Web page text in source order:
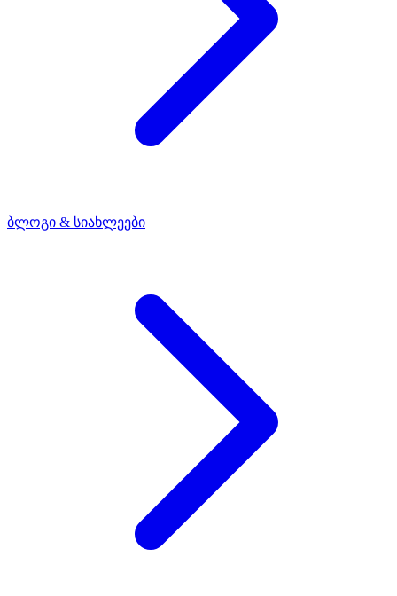
ბლოგი & სიახლეები